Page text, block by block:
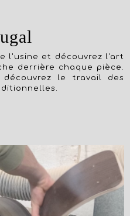
l'usine et découvrez l'art
derrière chaque pièce.
le travail des